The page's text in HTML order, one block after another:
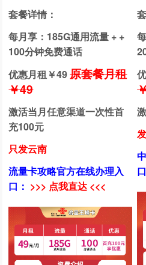
套餐详情：
每月享：185G通用流量 + +
100分钟免费通话
优惠月租￥49原套餐月租
￥49
激活当月任意渠道一次性首
充100元
只发云南
流量卡攻略官方在线办理入
口： >>> 点我直达 <<<